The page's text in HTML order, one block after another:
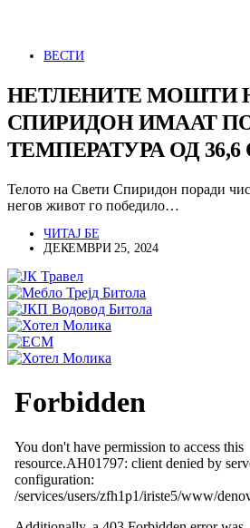
ВЕСТИ
НЕТЛЕНИТЕ МОШТИ
СПИРИДОН ИМААТ
ТЕМПЕРАТУРА ОД
Телото на Свети Спиридон поради
негов живот го победило…
ЧИТАЈ БЕ
ДЕКЕМВРИ 25, 2024